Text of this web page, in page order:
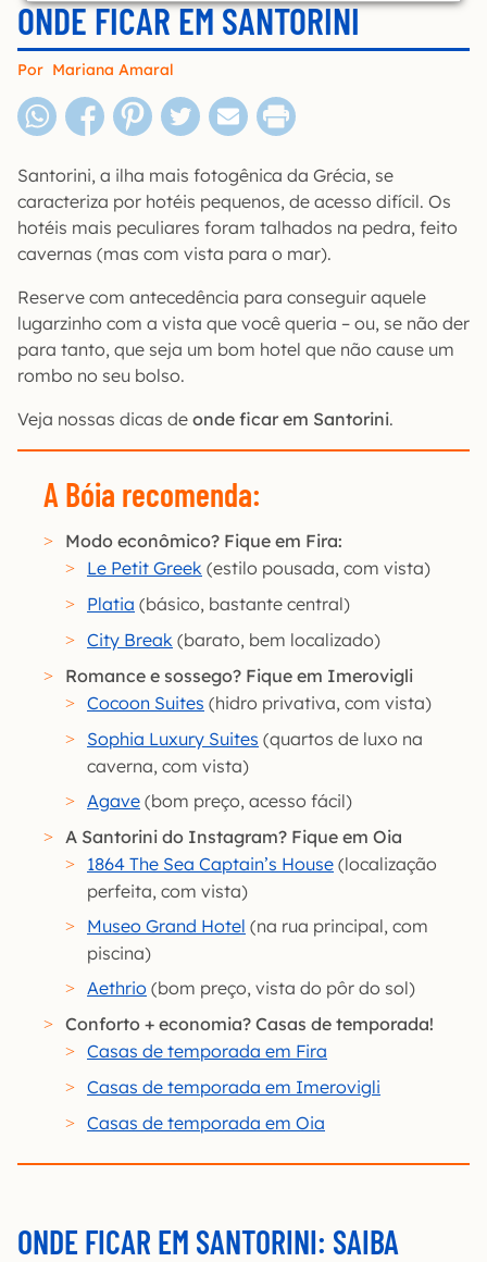
ONDE FICAR EM SANTORINI
Por Mariana Amaral
Santorini, a ilha mais fotogênica da Grécia, se
caracteriza por hotéis pequenos, de acesso difícil. Os
hotéis mais peculiares foram talhados na pedra, feito
cavernas (mas com vista para o mar).
Reserve com antecedência para conseguir aquele
lugarzinho com a vista que você queria – ou, se não der
para tanto, que seja um bom hotel que não cause um
rombo no seu bolso.
Veja nossas dicas de onde ficar em Santorini.
A Bóia recomenda:
Modo econômico? Fique em Fira:
Le Petit Greek (estilo pousada, com vista)
Platia (básico, bastante central)
City Break (barato, bem localizado)
Romance e sossego? Fique em Imerovigli
Cocoon Suites (hidro privativa, com vista)
Sophia Luxury Suites (quartos de luxo na
caverna, com vista)
Agave (bom preço, acesso fácil)
A Santorini do Instagram? Fique em Oia
1864 The Sea Captain’s House (localização
perfeita, com vista)
Museo Grand Hotel (na rua principal, com
piscina)
Aethrio (bom preço, vista do pôr do sol)
Conforto + economia? Casas de temporada!
Casas de temporada em Fira
Casas de temporada em Imerovigli
Casas de temporada em Oia
ONDE FICAR EM SANTORINI: SAIBA